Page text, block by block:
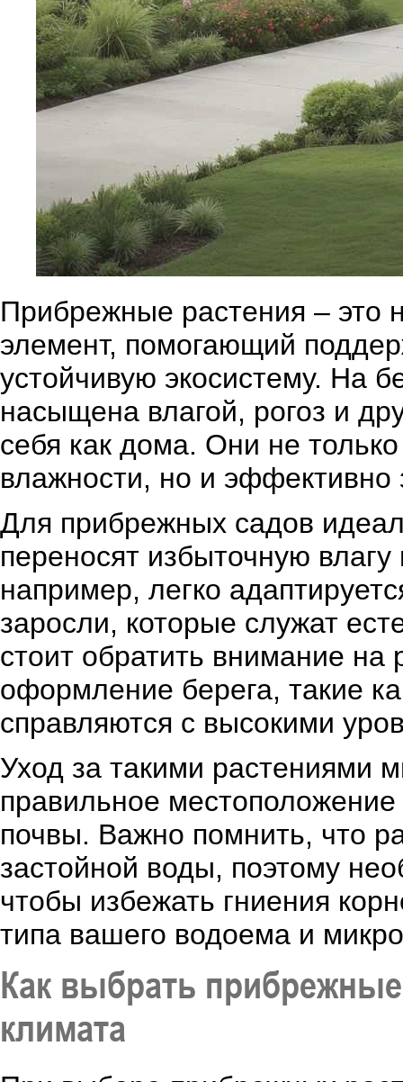
Прибрежные растения – это
элемент, помогающий
устойчивую экосистему. На
насыщена влагой, рогоз и
себя как дома. Они не
влажности, но и
Для прибрежных садов
переносят избыточную
например, легко
заросли, которые служат
стоит обратить внимание на
оформление берега, такие
справляются с высокими
Уход за такими растениями
правильное
почвы. Важно помнить, что
застойной воды, поэтому
чтобы избежать гниения
типа вашего водоема и
Как выбрать
климата